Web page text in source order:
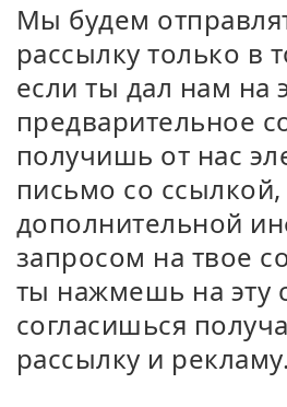
Мы будем
рассылку только в
если ты дал нам на
предварительное
получишь от нас
письмо со ссылкой,
дополнительной
запросом на твое
ты нажмешь на эту
согласишься
рассылку и рекламу.